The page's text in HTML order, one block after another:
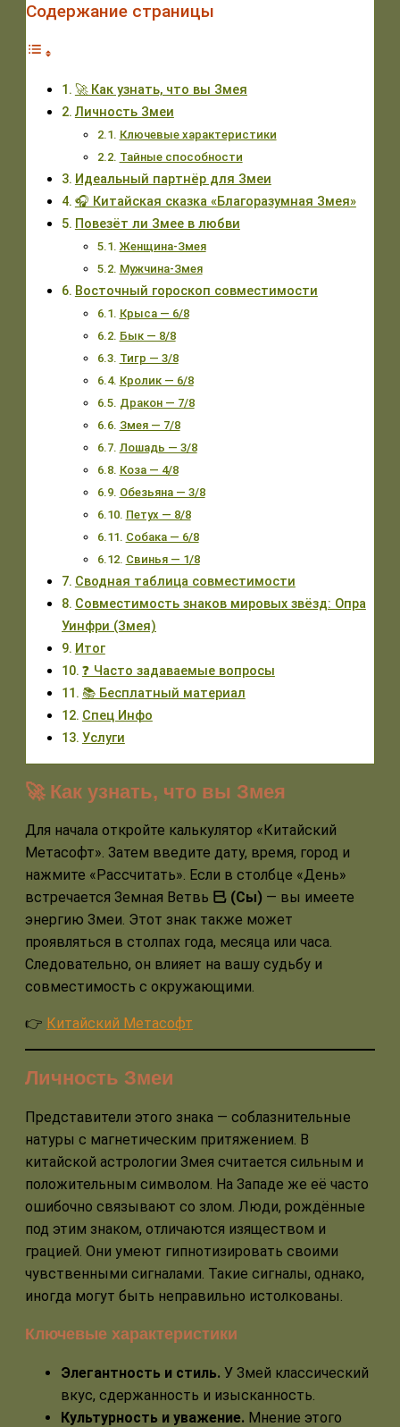
Содержание страницы
🚀 Как узнать, что вы Змея
Личность Змеи
Ключевые характеристики
Тайные способности
Идеальный партнёр для Змеи
🎧 Китайская сказка «Благоразумная Змея»
Повезёт ли Змее в любви
Женщина-Змея
Мужчина-Змея
Восточный гороскоп совместимости
Крыса — 6/8
Бык — 8/8
Тигр — 3/8
Кролик — 6/8
Дракон — 7/8
Змея — 7/8
Лошадь — 3/8
Коза — 4/8
Обезьяна — 3/8
Петух — 8/8
Собака — 6/8
Свинья — 1/8
Сводная таблица совместимости
Совместимость знаков мировых звёзд: Опра
Уинфри (Змея)
Итог
❓ Часто задаваемые вопросы
📚 Бесплатный материал
Спец Инфо
Услуги
🚀 Как узнать, что вы Змея
Для начала откройте калькулятор «Китайский
Метасофт». Затем введите дату, время, город и
нажмите «Рассчитать». Если в столбце «День»
встречается Земная Ветвь 巳 (Сы) — вы имеете
энергию Змеи. Этот знак также может
проявляться в столпах года, месяца или часа.
Следовательно, он влияет на вашу судьбу и
совместимость с окружающими.
👉 Китайский Метасофт
Личность Змеи
Представители этого знака — соблазнительные
натуры с магнетическим притяжением. В
китайской астрологии Змея считается сильным и
положительным символом. На Западе же её часто
ошибочно связывают со злом. Люди, рождённые
под этим знаком, отличаются изяществом и
грацией. Они умеют гипнотизировать своими
чувственными сигналами. Такие сигналы, однако,
иногда могут быть неправильно истолкованы.
Ключевые характеристики
Элегантность и стиль. У Змей классический
вкус, сдержанность и изысканность.
Культурность и уважение. Мнение этого